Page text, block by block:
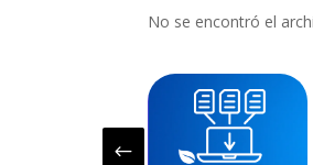
No se encontró el
#